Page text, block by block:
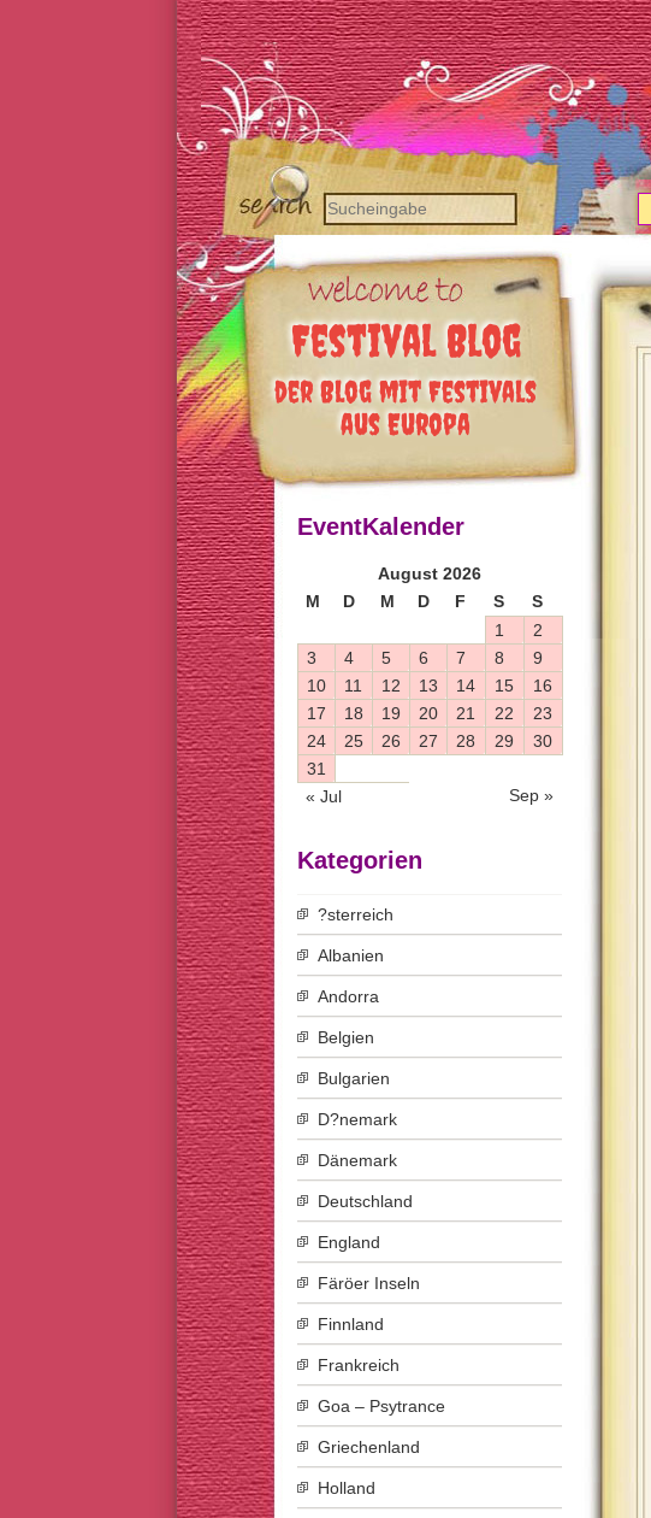
Festival Blog
der Blog mit Festivals
aus Europa
EventKalender
August 2026
M
D M D F S S
« Jul Sep »
1
2
3
4 5 6 7 8
9
10
11 12 13 14 15
16
17
18 19 20 21 22
23
24
25 26 27 28 29
30
31
Kategorien
?sterreich
Albanien
Andorra
Belgien
Bulgarien
D?nemark
Dänemark
Deutschland
England
Färöer Inseln
Finnland
Frankreich
Goa – Psytrance
Griechenland
Holland